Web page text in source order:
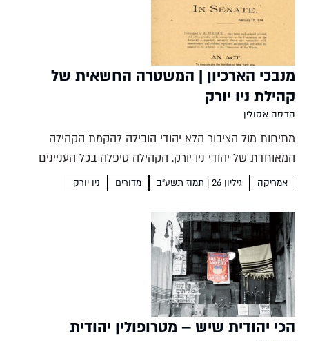
מנבכי הארכיון | המשטרה החשאית של
קהילת ניו יורק
הדסה אסולין
מתיחות מול הציבור הלא יהודי הובילה להקמת הקהילה
המאוחדת של יהודי ניו יורק. הקהילה טיפלה בכל העניינים
המשותפים ליהודי העיר ובין השאר הקימה גם משטרה פנימית
ספטמבר 1908...
אמריקה גיליון 26 | תמוז תשע"ב מדורים ניו יורק
הכי יהודית שיש – מטרופולין יהודית